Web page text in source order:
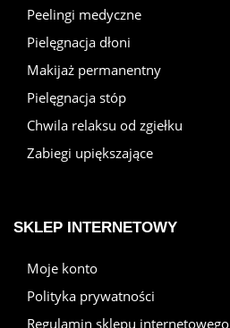
Peelingi medyczne
Pielęgnacja dłoni
Makijaż permanentny
Pielęgnacja stóp
Chwila relaksu od zgiełku
Zabiegi upiększające
SKLEP INTERNETOWY
Moje konto
Polityka prywatności
Regulamin sklepu internetowego